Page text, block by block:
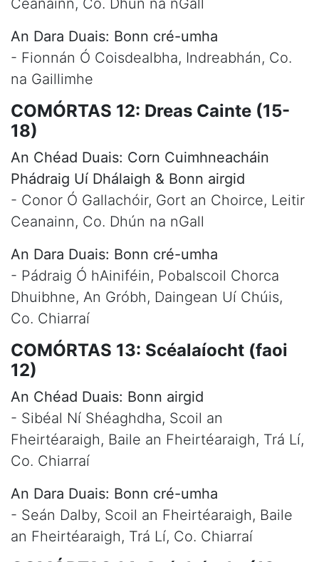
An Dara Duais: Bonn cré-umha
- Fionnán Ó Coisdealbha, Indreabhán, Co.
na Gaillimhe
COMÓRTAS 12: Dreas Cainte (15-
18)
An Chéad Duais: Corn Cuimhneacháin
Phádraig Uí Dhálaigh & Bonn airgid
- Conor Ó Gallachóir, Gort an Choirce, Leitir
Ceanainn, Co. Dhún na nGall
An Dara Duais: Bonn cré-umha
- Pádraig Ó hAiniféin, Pobalscoil Chorca
Dhuibhne, An Gróbh, Daingean Uí Chúis,
Co. Chiarraí
COMÓRTAS 13: Scéalaíocht (faoi
12)
An Chéad Duais: Bonn airgid
- Sibéal Ní Shéaghdha, Scoil an
Fheirtéaraigh, Baile an Fheirtéaraigh, Trá Lí,
Co. Chiarraí
An Dara Duais: Bonn cré-umha
- Seán Dalby, Scoil an Fheirtéaraigh, Baile
an Fheirtéaraigh, Trá Lí, Co. Chiarraí